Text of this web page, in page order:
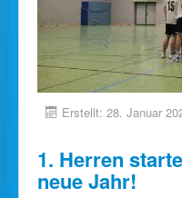
Erstellt: 28. Januar
1. Herren
neue Jahr!